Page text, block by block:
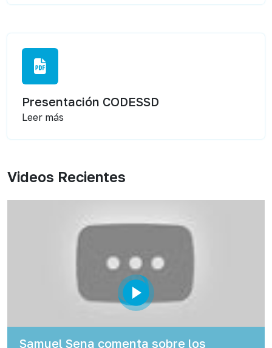
Presentación CODESSD
Leer más
Videos Recientes
Samuel Sena comenta sobre los